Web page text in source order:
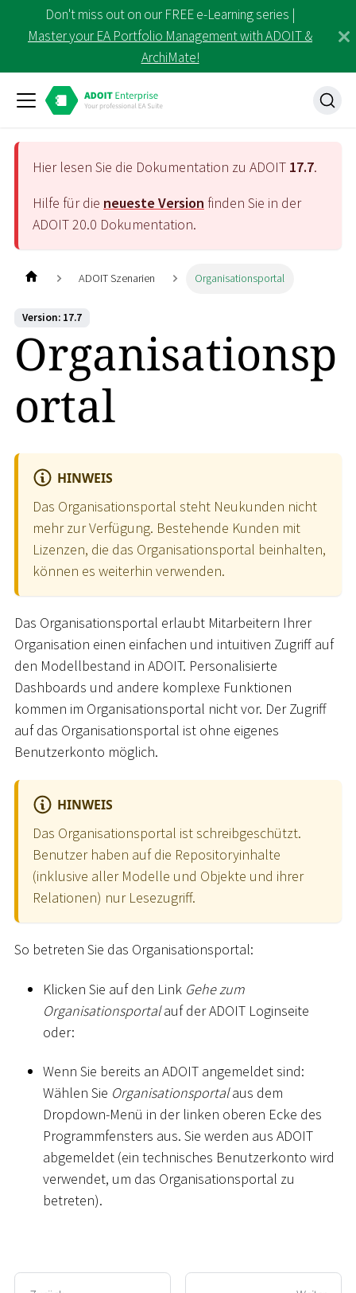
Don't miss out on our FREE e-Learning series |
Master your EA Portfolio Management with ADOIT &
ArchiMate!
Hier lesen Sie die Dokumentation zu ADOIT 17.7.
Hilfe für die neueste Version finden Sie in der
ADOIT20.0 Dokumentation.
ADOIT Szenarien Organisationsportal
Version: 17.7
Organisationsp
ortal
HINWEIS
Das Organisationsportal steht Neukunden nicht
mehr zur Verfügung. Bestehende Kunden mit
Lizenzen, die das Organisationsportal beinhalten,
können es weiterhin verwenden.
Das Organisationsportal erlaubt Mitarbeitern Ihrer
Organisation einen einfachen und intuitiven Zugriff auf
den Modellbestand in ADOIT. Personalisierte
Dashboards und andere komplexe Funktionen
kommen im Organisationsportal nicht vor. Der Zugriff
auf das Organisationsportal ist ohne eigenes
Benutzerkonto möglich.
HINWEIS
Das Organisationsportal ist schreibgeschützt.
Benutzer haben auf die Repositoryinhalte
(inklusive aller Modelle und Objekte und ihrer
Relationen) nur Lesezugriff.
So betreten Sie das Organisationsportal:
Klicken Sie auf den Link Gehe zum
Organisationsportalauf der ADOIT Loginseite
oder:
Wenn Sie bereits an ADOIT angemeldet sind:
Wählen Sie Organisationsportalaus dem
Dropdown-Menü in der linken oberen Ecke des
Programmfensters aus. Sie werden aus ADOIT
abgemeldet (ein technisches Benutzerkonto wird
verwendet, um das Organisationsportal zu
betreten).